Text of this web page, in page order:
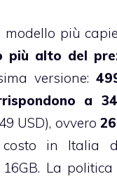
modello più
più alto del
versione:
a
USD), ovvero
in Italia
La